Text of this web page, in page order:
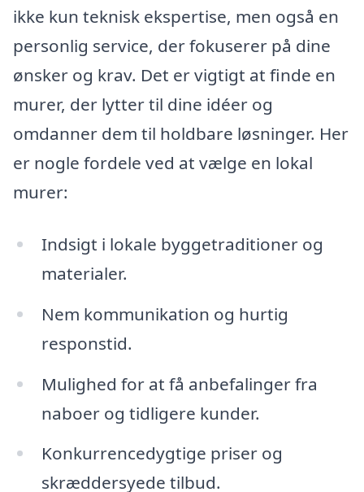
ikke kun teknisk ekspertise, men også en
personlig service, der fokuserer på dine
ønsker og krav. Det er vigtigt at finde en
murer, der lytter til dine idéer og
omdanner dem til holdbare løsninger. Her
er nogle fordele ved at vælge en lokal
murer:
Indsigt i lokale byggetraditioner og
materialer.
Nem kommunikation og hurtig
responstid.
Mulighed for at få anbefalinger fra
naboer og tidligere kunder.
Konkurrencedygtige priser og
skræddersyede tilbud.